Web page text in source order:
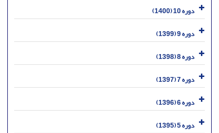
دوره 10 (1400)
دوره 9 (1399)
دوره 8 (1398)
دوره 7 (1397)
دوره 6 (1396)
دوره 5 (1395)